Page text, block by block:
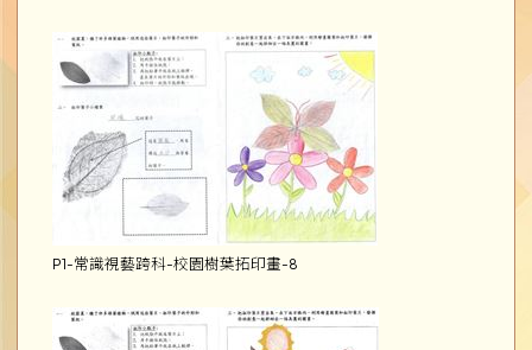
P1-常識視藝跨科-校園樹葉拓印畫-8